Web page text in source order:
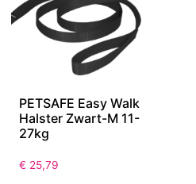
PETSAFE Easy Walk
Halster Zwart-M 11-
27kg
€ 25,79